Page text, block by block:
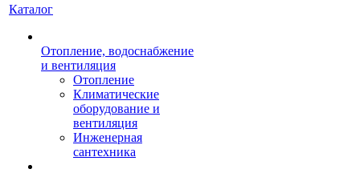
Каталог
Отопление, водоснабжение
и вентиляция
Отопление
Климатические
оборудование и
вентиляция
Инженерная
сантехника